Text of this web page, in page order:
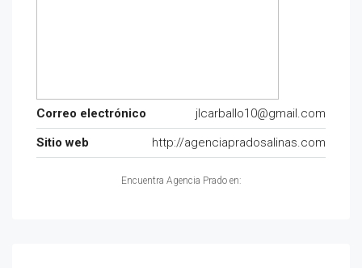
Correo electrónico
jlcarballo10@gmail.com
Sitio web
http://agenciapradosalinas.com
Encuentra Agencia Prado en: